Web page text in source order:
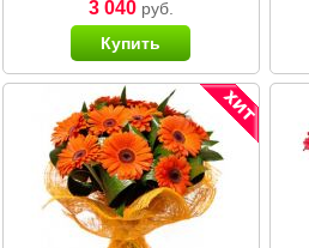
3 040руб.
Купить